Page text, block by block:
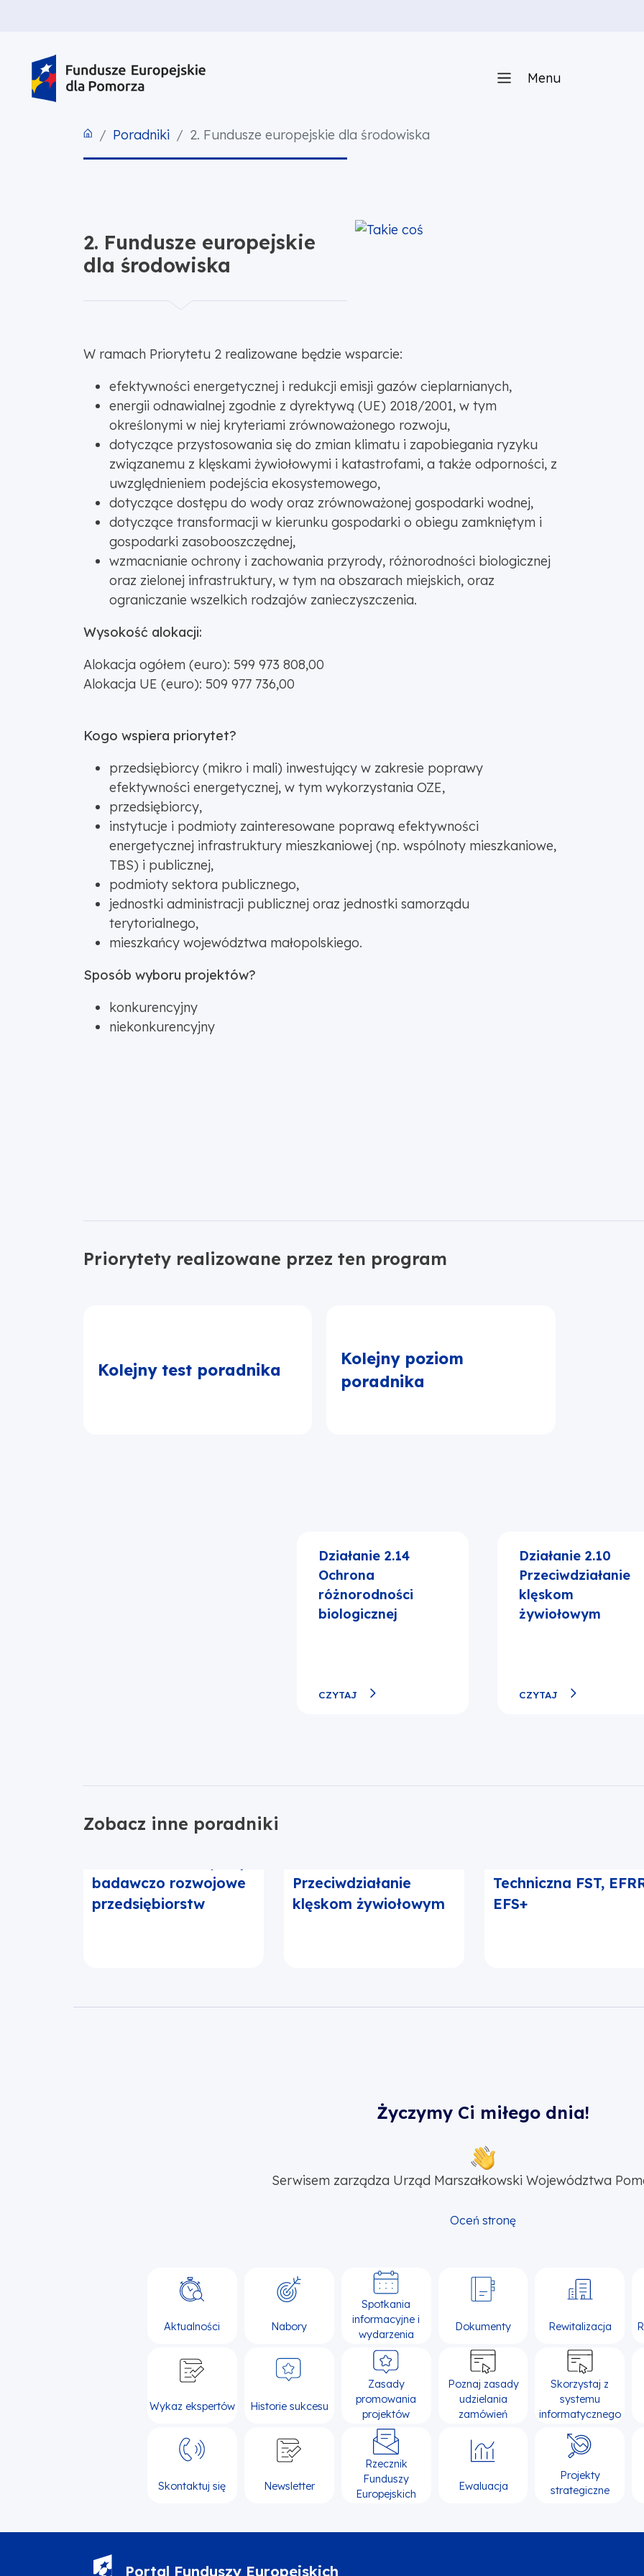
Menu
Poradniki 2. Fundusze europejskie dla środowiska
2. Fundusze europejskie
dla środowiska
W ramach Priorytetu 2 realizowane będzie wsparcie:
efektywności energetycznej i redukcji emisji gazów cieplarnianych,
energii odnawialnej zgodnie z dyrektywą (UE) 2018/2001, w tym
określonymi w niej kryteriami zrównoważonego rozwoju,
dotyczące przystosowania się do zmian klimatu i zapobiegania ryzyku
związanemu z klęskami żywiołowymi i katastrofami, a także odporności, z
uwzględnieniem podejścia ekosystemowego,
dotyczące dostępu do wody oraz zrównoważonej gospodarki wodnej,
dotyczące transformacji w kierunku gospodarki o obiegu zamkniętym i
gospodarki zasobooszczędnej,
wzmacnianie ochrony i zachowania przyrody, różnorodności biologicznej
oraz zielonej infrastruktury, w tym na obszarach miejskich, oraz
ograniczanie wszelkich rodzajów zanieczyszczenia.
Wysokość alokacji:
Alokacja ogółem (euro): 599 973 808,00
Alokacja UE (euro): 509 977 736,00
Kogo wspiera priorytet?
przedsiębiorcy (mikro i mali) inwestujący w zakresie poprawy
efektywności energetycznej, w tym wykorzystania OZE,
przedsiębiorcy,
instytucje i podmioty zainteresowane poprawą efektywności
energetycznej infrastruktury mieszkaniowej (np. wspólnoty mieszkaniowe,
TBS) i publicznej,
podmioty sektora publicznego,
jednostki administracji publicznej oraz jednostki samorządu
terytorialnego,
mieszkańcy województwa małopolskiego.
Sposób wyboru projektów?
konkurencyjny
niekonkurencyjny
Priorytety realizowane przez ten program
Kolejny test poradnika
Kolejny poziom
poradnika
Działanie 2.14
Ochrona
różnorodności
biologicznej
CZYTAJ
Działanie 2.10
Przeciwdziałanie
klęskom
żywiołowym
CZYTAJ
Zobacz inne poradniki
badawczo rozwojowe
przedsiębiorstw
Przeciwdziałanie
klęskom żywiołowym
Techniczna FST,
EFS+
Życzymy Ci miłego dnia!
Serwisem zarządza Urząd Marszałkowski Województwa
Oceń stronę
Aktualności Nabory
Spotkania
informacyjne i
wydarzenia
Dokumenty Rewitalizacja
Wykaz ekspertów Historie sukcesu
Zasady
promowania
projektów
Poznaj zasady
udzielania
zamówień
Skorzystaj z
systemu
informatycznego
Skontaktuj się Newsletter
Rzecznik
Funduszy
Europejskich
Ewaluacja
Projekty
strategiczne
Portal Funduszy Europejskich